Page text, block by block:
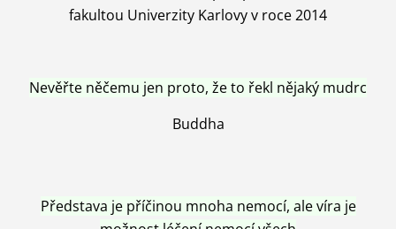
fakultou Univerzity Karlovy v roce 2014
Nevěřte něčemu jen proto, že to řekl nějaký mudrc
Buddha
Představa je příčinou mnoha nemocí, ale víra je